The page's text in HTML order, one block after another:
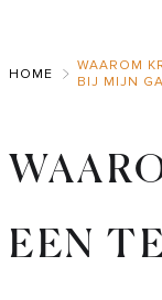
Main
HOME
WAAROM
BIJ MIJN
EEN